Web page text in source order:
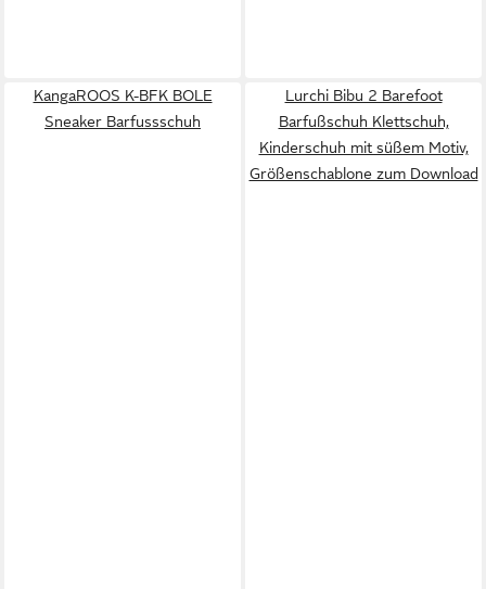
KangaROOS K-BFK BOLE
Sneaker Barfussschuh
Lurchi Bibu 2 Barefoot
Barfußschuh Klettschuh,
Kinderschuh mit süßem Motiv,
Größenschablone zum Download